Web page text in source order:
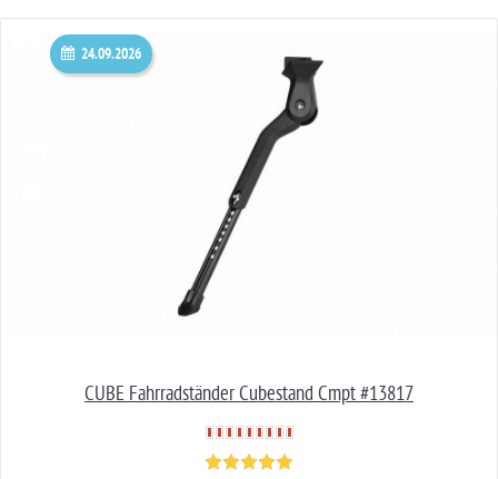
CUBE Fahrradständer Cubestand Cmpt #13817
24.09.2026